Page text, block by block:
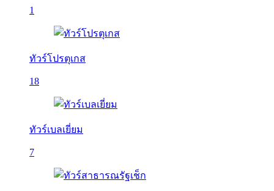
1
ทัวร์โปรตุเกส
18
ทัวร์เบลเยี่ยม
7